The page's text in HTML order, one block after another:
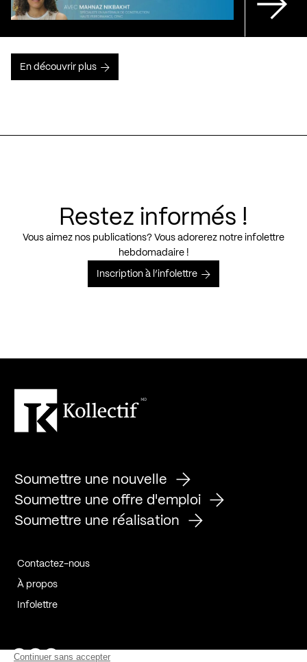
En découvrir plus
Restez informés !
Vous aimez nos publications? Vous adorerez notre infolettre
hebdomadaire !
Inscription à l’infolettre
Soumettre une nouvelle
Soumettre une offre d'emploi
Soumettre une réalisation
Contactez-nous
À propos
Infolettre
Page Facebook de Kollectif
Page Instagram de Kollectif
Page Linkedin de Kollectif